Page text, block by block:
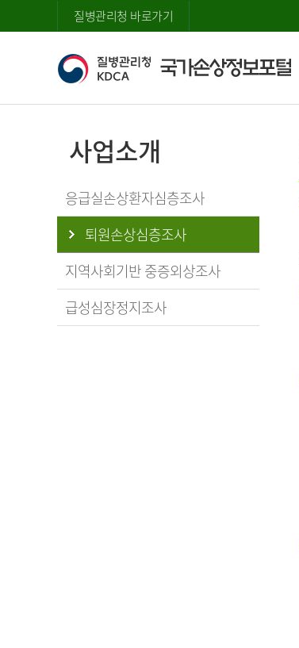
질병관리청 바로가기
사업소개
응급실손상환자심층조사
퇴원손상심층조사
지역사회기반 중증외상조사
급성심장정지조사